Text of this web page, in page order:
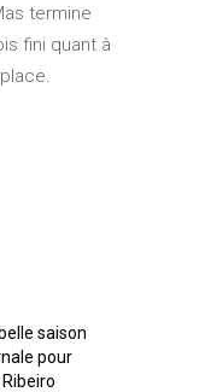
termine
fini quant à
saison
pour